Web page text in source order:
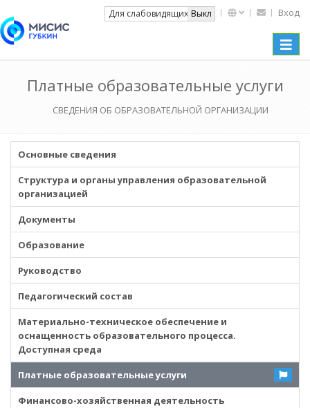
Для слабовидящих Выкл Вход
Toggle
Платные образовательные услуги
СВЕДЕНИЯ ОБ ОБРАЗОВАТЕЛЬНОЙ ОРГАНИЗАЦИИ
Основные сведения
Структура и органы управления образовательной
организацией
Документы
Образование
Руководство
Педагогический состав
Материально-техническое обеспечение и
оснащенность образовательного процесса.
Доступная среда
Платные образовательные услуги
Финансово-хозяйственная деятельность